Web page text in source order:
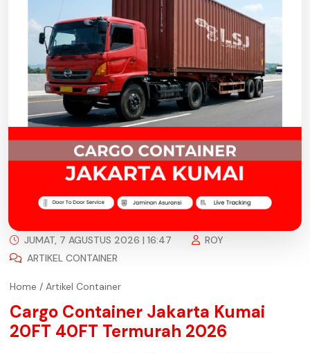
JUMAT, 7 AGUSTUS 2026 | 16:47
ROY
ARTIKEL CONTAINER
Home / Artikel Container
Cargo Container Jakarta Kumai
20FT 40FT Termurah 2026